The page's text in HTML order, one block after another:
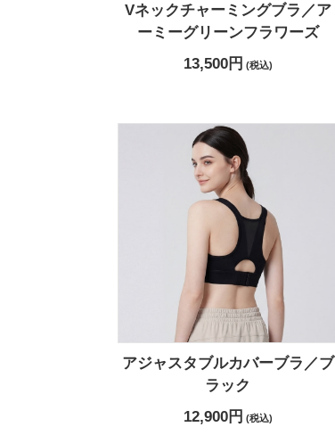
Vネックチャーミングブラ／ア
ーミーグリーンフラワーズ
13,500円 (税込)
アジャスタブルカバーブラ／ブ
ラック
12,900円 (税込)